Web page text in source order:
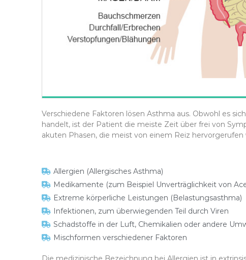
Verschiedene Faktoren lösen Asthma aus. Obwohl es
handelt, ist der Patient die meiste Zeit über frei von
akuten Phasen, die meist von einem Reiz
Allergien (Allergisches Asthma)
Medikamente (zum Beispiel Unverträglichkeit von
Extreme körperliche Leistungen (Belastungsasthma)
Infektionen, zum überwiegenden Teil durch Viren
Schadstoffe in der Luft, Chemikalien oder andere
Mischformen verschiedener Faktoren